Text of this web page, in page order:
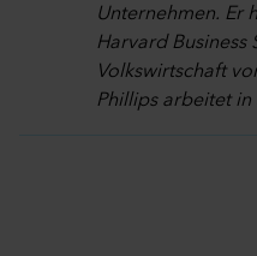
Unternehmen. Er
Harvard Business
Volkswirtschaft
Phillips arbeitet in